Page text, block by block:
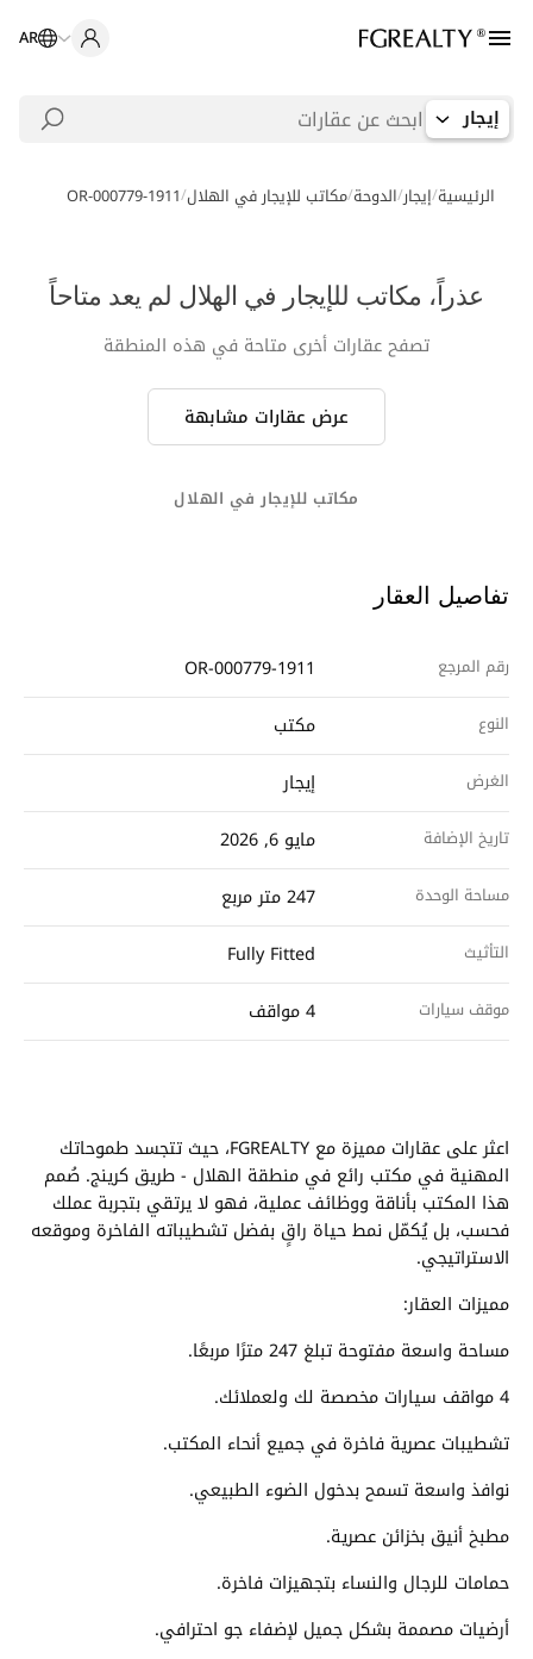
AR
إيجار
الرئيسية/إيجار/الدوحة/مكاتب للإيجار في الهلال/
OR-000779-1911
عذراً، مكاتب للإيجار في الهلال لم يعد متاحاً
تصفح عقارات أخرى متاحة في هذه المنطقة
عرض عقارات مشابهة
مكاتب للإيجار في الهلال
تفاصيل العقار
رقم المرجع OR-000779-1911
النوع مكتب
الغرض إيجار
تاريخ الإضافة مايو 6, 2026
مساحة الوحدة 247 متر مربع
التأثيث Fully Fitted
موقف سيارات 4 مواقف
اعثر على عقارات مميزة مع FGREALTY، حيث تتجسد طموحاتك
المهنية في مكتب رائع في منطقة الهلال - طريق كرينج. صُمم
هذا المكتب بأناقة ووظائف عملية، فهو لا يرتقي بتجربة عملك
فحسب، بل يُكمّل نمط حياة راقٍ بفضل تشطيباته الفاخرة وموقعه
الاستراتيجي.
مميزات العقار:
مساحة واسعة مفتوحة تبلغ 247 مترًا مربعًا.
4 مواقف سيارات مخصصة لك ولعملائك.
تشطيبات عصرية فاخرة في جميع أنحاء المكتب.
نوافذ واسعة تسمح بدخول الضوء الطبيعي.
مطبخ أنيق بخزائن عصرية.
حمامات للرجال والنساء بتجهيزات فاخرة.
أرضيات مصممة بشكل جميل لإضفاء جو احترافي.